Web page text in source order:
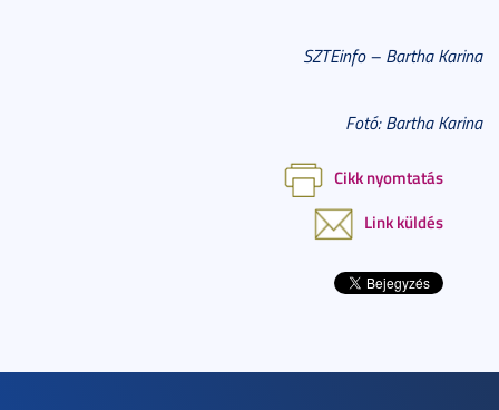
SZTEinfo – Bartha Karina
Fotó: Bartha Karina
Cikk nyomtatás
Link küldés